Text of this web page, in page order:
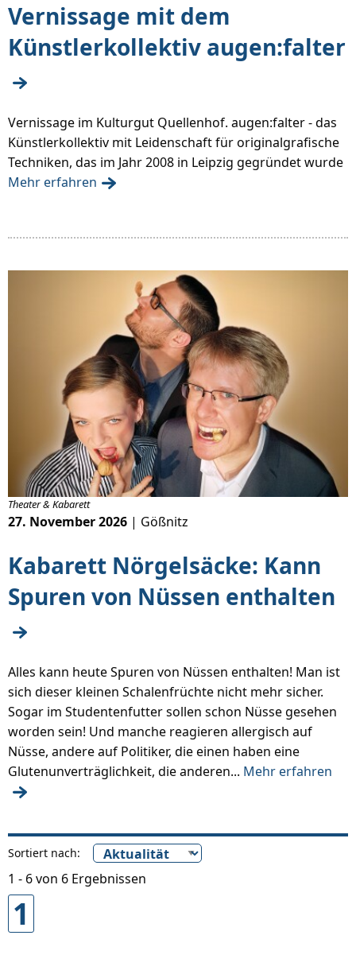
Vernissage mit dem
Künstlerkollektiv augen:falter
Vernissage im Kulturgut Quellenhof. augen:falter - das
Künstlerkollektiv mit Leidenschaft für originalgrafische
Techniken, das im Jahr 2008 in Leipzig gegründet wurde
Mehr erfahren
Kabarett Nörgelsäcke: Kann
Spuren von Nüssen enthalten
Theater & Kabarett
27. November 2026 | Gößnitz
Alles kann heute Spuren von Nüssen enthalten! Man ist
sich dieser kleinen Schalenfrüchte nicht mehr sicher.
Sogar im Studentenfutter sollen schon Nüsse gesehen
worden sein! Und manche reagieren allergisch auf
Nüsse, andere auf Politiker, die einen haben eine
Glutenunverträglichkeit, die anderen... Mehr erfahren
Sortiert nach:
1 - 6 von 6 Ergebnissen
1